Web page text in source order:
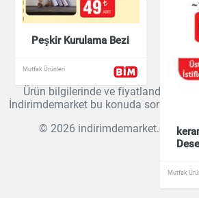
Peşkir Kurulama Bezi
Mutfak Ürünleri
Mutfak
Ürün bilgilerinde ve fiyatlandırmada
İndirimdemarket bu konuda
© 2026 indirimdemarket.com |